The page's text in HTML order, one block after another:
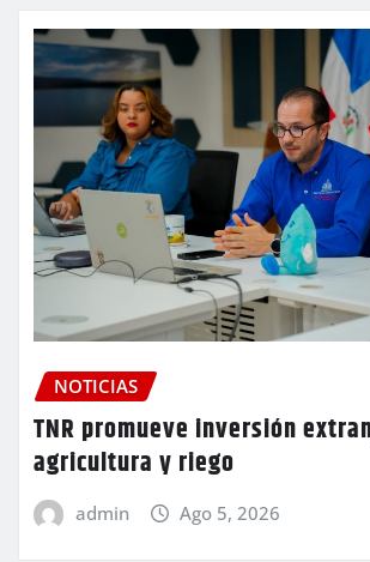
NOTICIAS
TNR promueve inversión
agricultura y riego
admin Ago 5, 2026